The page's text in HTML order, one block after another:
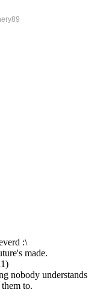
:\
made.
nobody understands
to.